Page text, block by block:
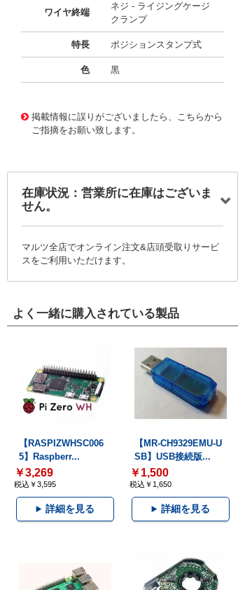
ワイヤ終端
ネジ - ライジングケージ
クランプ
特長 ポジションスタンプ式
色 黒
掲載情報に誤りがございましたら、こちらから
ご指摘をお願い致します。
在庫状況：営業所に在庫はございま
せん。
マルツ全店でオンライン注文&店頭受取りサービ
スをご利用いただけます。
よく一緒に購入されている製品
【RASPIZWHSC006
5】Raspberr...
￥3,269
税込￥3,595
詳細を見る
【MR-CH9329EMU-U
SB】USB接続版...
￥1,500
税込￥1,650
詳細を見る